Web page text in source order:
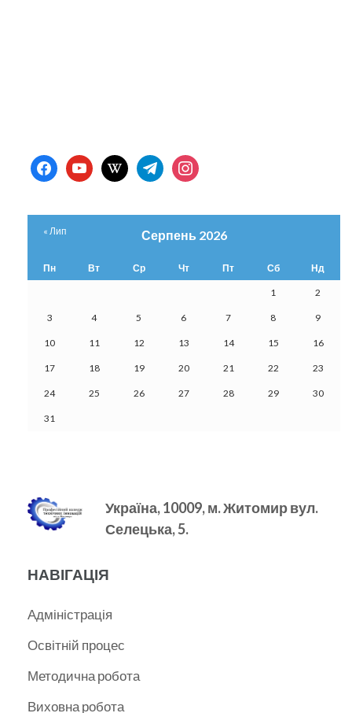
facebookyoutubewikipediatelegraminstagram
Серпень 2026
Пн Вт Ср Чт Пт Сб Нд
1 2
3 4 5 6 7 8 9
10 11 12 13 14 15 16
17 18 19 20 21 22 23
24 25 26 27 28 29 30
31
« Лип
Україна, 10009, м.Житомир вул.
Селецька, 5.
НАВІГАЦІЯ
Адміністрація
Освітній процес
Методична робота
Виховна робота